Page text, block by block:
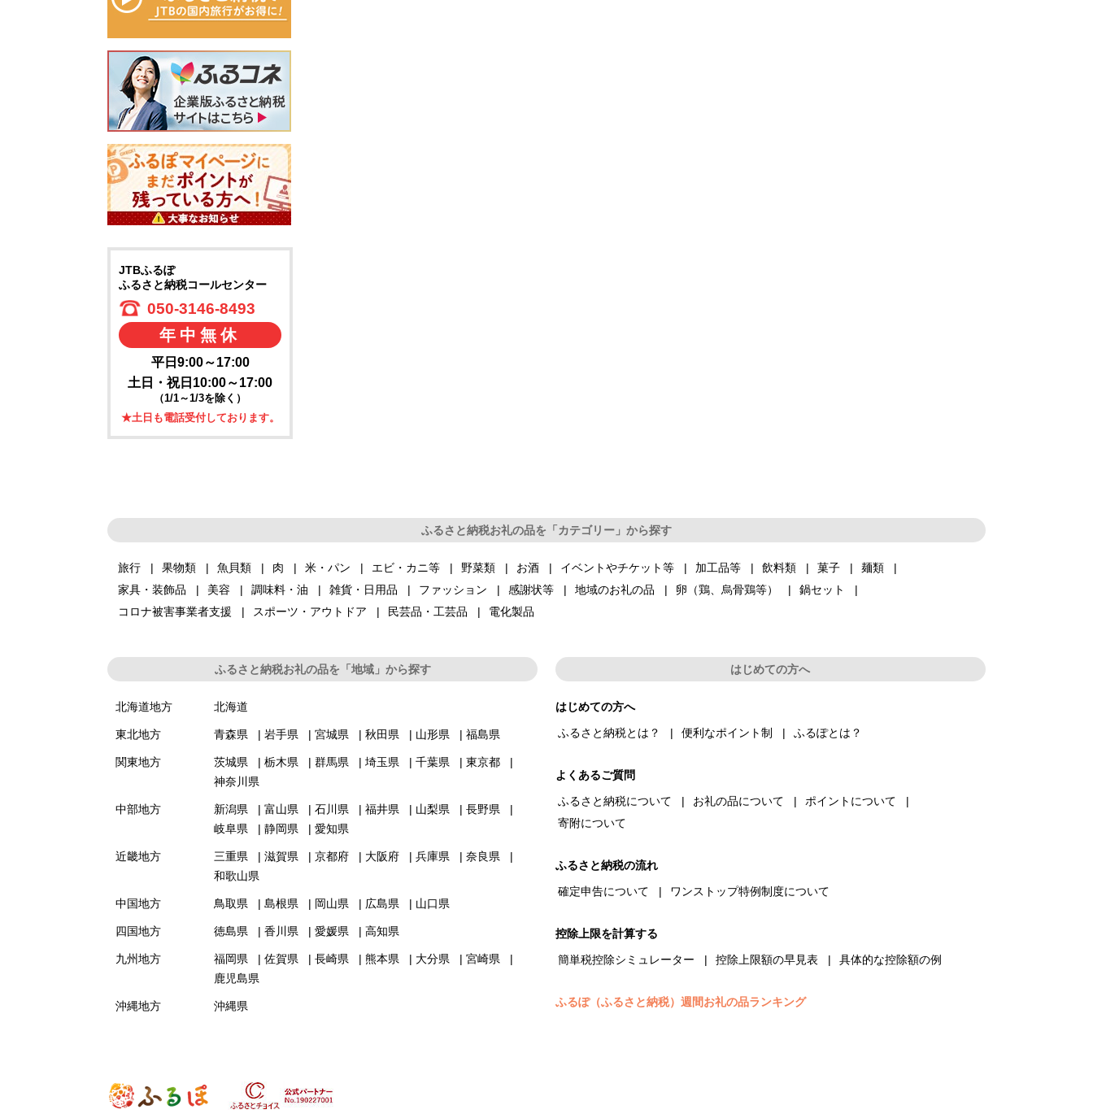
JTBふるぽ
ふるさと納税コールセンター
050-3146-8493
年中無休
平日9:00～17:00
土日・祝日10:00～17:00
（1/1～1/3を除く）
★土日も電話受付しております。
ふるさと納税お礼の品を「カテゴリー」から探す
旅行 果物類 魚貝類 肉 米・パン エビ・カニ等 野菜類 お酒 イベントやチケット等 加工品等 飲料類 菓子
麺類
家具・装飾品
美容 調味料・油 雑貨・日用品 ファッション 感謝状等 地域のお礼の品 卵（鶏、烏骨鶏等）
鍋セット
コロナ被害事業者支援
スポーツ・アウトドア 民芸品・工芸品 電化製品
ふるさと納税お礼の品を「地域」から探す
北海道地方 北海道
東北地方 青森県 岩手県 宮城県 秋田県 山形県 福島県
関東地方 茨城県 栃木県 群馬県 埼玉県 千葉県
東京都
神奈川県
中部地方 新潟県 富山県 石川県 福井県 山梨県
長野県
岐阜県
静岡県 愛知県
近畿地方 三重県 滋賀県 京都府 大阪府 兵庫県
奈良県
和歌山県
中国地方 鳥取県 島根県 岡山県 広島県 山口県
四国地方 徳島県 香川県 愛媛県 高知県
九州地方 福岡県 佐賀県 長崎県 熊本県 大分県
宮崎県
鹿児島県
沖縄地方 沖縄県
はじめての方へ
はじめての方へ
ふるさと納税とは？
便利なポイント制 ふるぽとは？
よくあるご質問
ふるさと納税について
お礼の品について
ポイントについて
寄附について
ふるさと納税の流れ
確定申告について
ワンストップ特例制度について
控除上限を計算する
簡単税控除シミュレーター
控除上限額の早見表 具体的な控除額の例
ふるぽ（ふるさと納税）週間お礼の品ランキング